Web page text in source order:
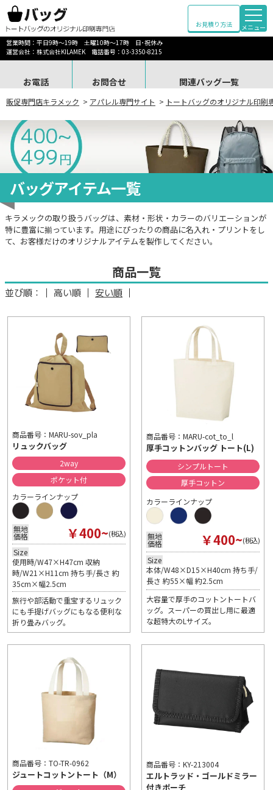
お見積り方法
メニュー
営業時間：平日9時～19時 土曜10時～17時 日･祝休み
運営会社：株式会社KILAMEK 電話番号：03-3350-8215
お電話 お問合せ 関連バッグ一覧
販促専門店キラメック > アパレル専門サイト > トートバッグのオリジナル印刷
バッグアイテム一覧
キラメックの取り扱うバッグは、素材・形状・カラーのバリエーションが
特に豊富に揃っています。用途にぴったりの商品に名入れ・プリントをし
て、お客様だけのオリジナルアイテムを製作してください。
商品一覧
並び順： 高い順 安い順
商品番号：MARU-sov_pla
リュックバッグ
2way
ポケット付
カラーラインナップ
無地
価格 ￥400~(税込)
Size
使用時/W47×H47cm 収納
時/W21×H11cm 持ち手/長さ 約
35cm×幅2.5cm
旅行や部活動で重宝するリュック
にも手提げバッグにもなる便利な
折り畳みバッグ。
商品番号：MARU-cot_to_l
厚手コットンバッグ トート(L)
シンプルトート
厚手コットン
カラーラインナップ
無地
価格 ￥400~(税込)
Size
本体/W48×D15×H40cm 持ち手/
長さ 約55×幅 約2.5cm
大容量で厚手のコットントートバ
ッグ。スーパーの買出し用に最適
な超特大のLサイズ。
商品番号：TO-TR-0962
ジュートコットントート（M）
商品番号：KY-213004
エルトラッド・ゴールドミラー
付きポーチ